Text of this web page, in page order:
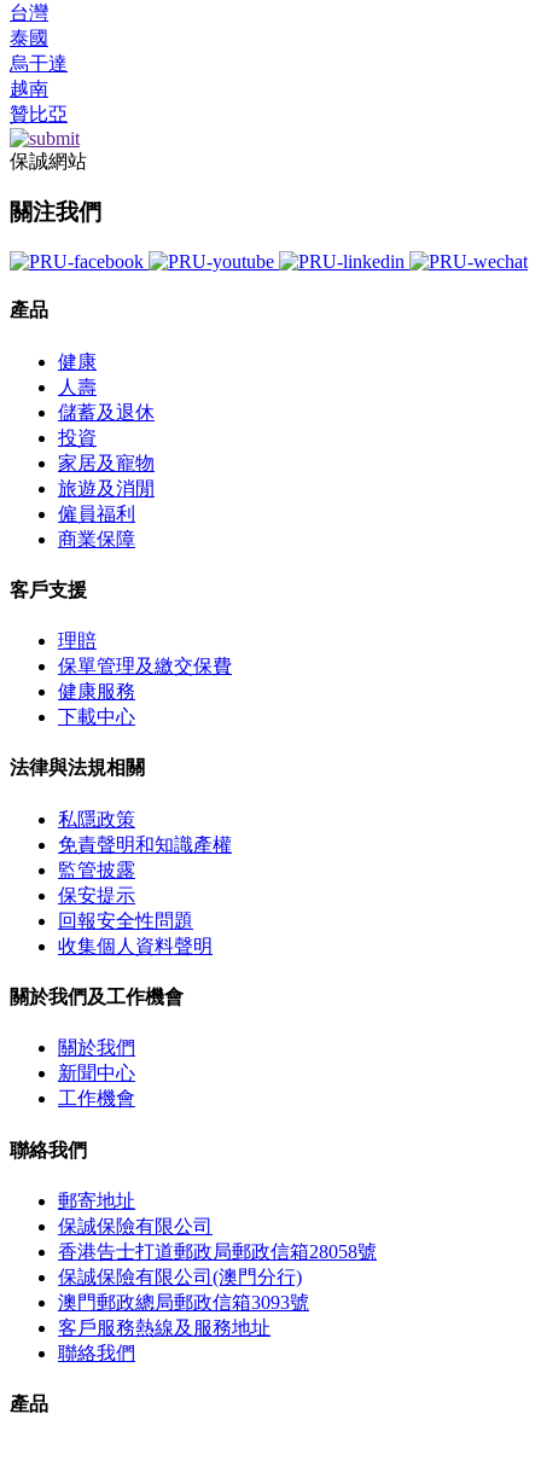
台灣
泰國
烏干達
越南
贊比亞
保誠網站
關注我們
產品
健康
人壽
儲蓄及退休
投資
家居及寵物
旅遊及消閒
僱員福利
商業保障
客戶支援
理賠
保單管理及繳交保費
健康服務
下載中心
法律與法規相關
私隱政策
免責聲明和知識產權
監管披露
保安提示
回報安全性問題
收集個人資料聲明
關於我們及工作機會
關於我們
新聞中心
工作機會
聯絡我們
郵寄地址
保誠保險有限公司
香港告士打道郵政局郵政信箱28058號
保誠保險有限公司(澳門分行)
澳門郵政總局郵政信箱3093號
客戶服務熱線及服務地址
聯絡我們
產品